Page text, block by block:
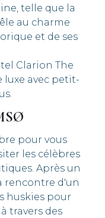
telle que la
au charme
et de ses
Clarion The
luxe avec petit-
pour vous
les célèbres
Après un
rencontre d'un
huskies pour
travers des